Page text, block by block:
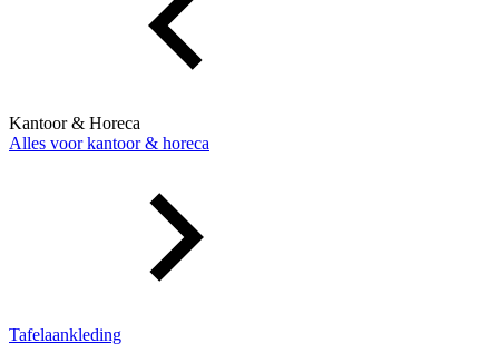
Kantoor & Horeca
Alles voor kantoor & horeca
Tafelaankleding